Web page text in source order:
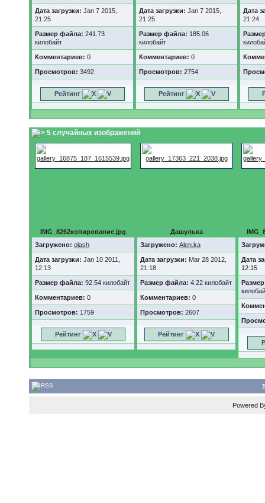
Дата загрузки: Jan 7 2015,
21:25
Размер файла: 241.73
килобайт
Комментариев: 0
Просмотров: 3492
Рейтинг
Дата загрузки: Jan 7 2015,
21:25
Размер файла: 185.06
килобайт
Комментариев: 0
Просмотров: 2754
Рейтинг
Дата
21:24
5 случайных изображений
IMG_8262копирование.jpg
Загружено: olash
Дата загрузки: Jan 10 2011,
12:13
Размер файла: 92.54 килобайт
Комментариев: 0
Просмотров: 1759
Рейтинг
Дашулька
Загружено: Alen.ka
Дата загрузки: Mar 28 2012,
21:18
Размер файла: 4.22 килобайт
Комментариев: 0
Просмотров: 2607
Рейтинг
Дата
12:15
Powered